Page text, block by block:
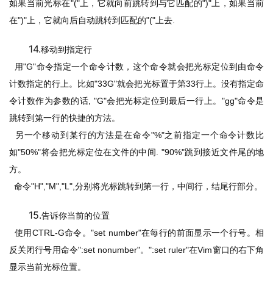
如果当前光标在"("上，它就向前跳转到与它匹配的")"上，如果当前
在")"上，它就向后自动跳转到匹配的"("上去.
14.移动到指定行
用"G"命令指定一个命令计数，这个命令就会把光标定位到由命令
计数指定的行上。比如"33G"就会把光标置于第33行上。没有指定命
令计数作为参数的话, "G"会把光标定位到最后一行上。 "gg"命令是
跳转到第一行的快捷的方法。
另一个移动到某行的方法是在命令"%"之前指定一个命令计数比
如"50%"将会把光标定位在文件的中间. "90%"跳到接近文件尾的地
方。
命令"H","M","L",分别将光标跳转到第一行，中间行，结尾行部分。
15.告诉你当前的位置
使用CTRL-G命令。"set number"在每行的前面显示一个行号。相
反关闭行号用命令":set nonumber"。":set ruler"在Vim窗口的右下角
显示当前光标位置。